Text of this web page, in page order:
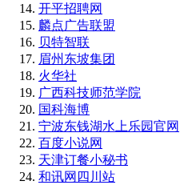
开平招聘网
麟点广告联盟
贝特智联
眉州东坡集团
火华社
广西科技师范学院
国科海博
宁波东钱湖水上乐园官网
百度小说网
天津订餐小秘书
和讯网四川站